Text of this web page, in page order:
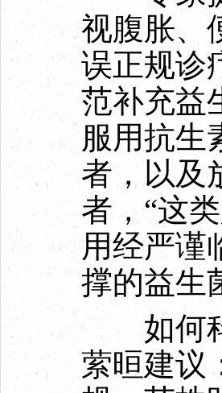
视腹胀、
误正规诊
范补充益
服用抗生
者，以及
者，“这
用经严谨
撑的益生
如何科
萦晅建议